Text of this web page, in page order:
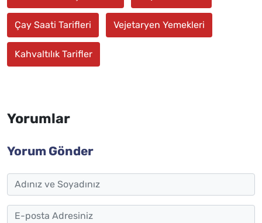
Çay Saati Tarifleri Vejetaryen Yemekleri
Kahvaltılık Tarifler
Yorumlar
Yorum Gönder